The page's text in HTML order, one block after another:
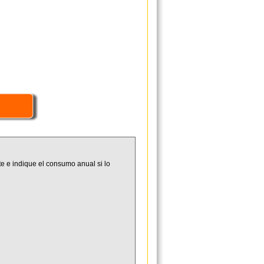
e indique el consumo anual si lo